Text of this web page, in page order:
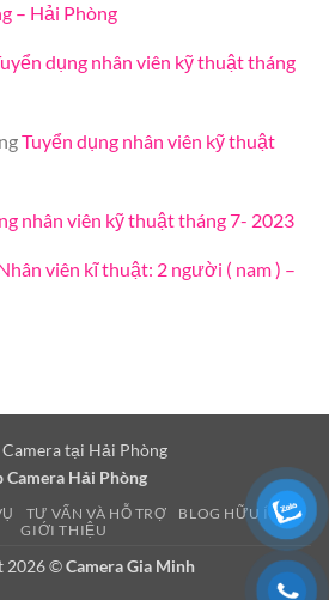
– Hải Phòng
dụng nhân viên kỹ thuật tháng
Tuyển dụng nhân viên kỹ thuật
nhân viên kỹ thuật tháng 7- 2023
viên kĩ thuật: 2 người ( nam ) –
tại Hải Phòng
Camera Hải Phòng
TƯ VẤN VÀ HỖ TRỢ
BLOG HỮU ÍCH
GIỚI THIỆU
2026 ©Camera Gia Minh